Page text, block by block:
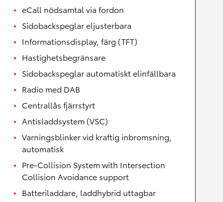
eCall nödsamtal via fordon
Sidobackspeglar eljusterbara
Informationsdisplay, färg (TFT)
Hastighetsbegränsare
Sidobackspeglar automatiskt elinfällbara
Radio med DAB
Centrallås fjärrstyrt
Antisladdsystem (VSC)
Varningsblinker vid kraftig inbromsning,
automatisk
Pre-Collision System with Intersection
Collision Avoidance support
Batteriladdare, laddhybrid uttagbar